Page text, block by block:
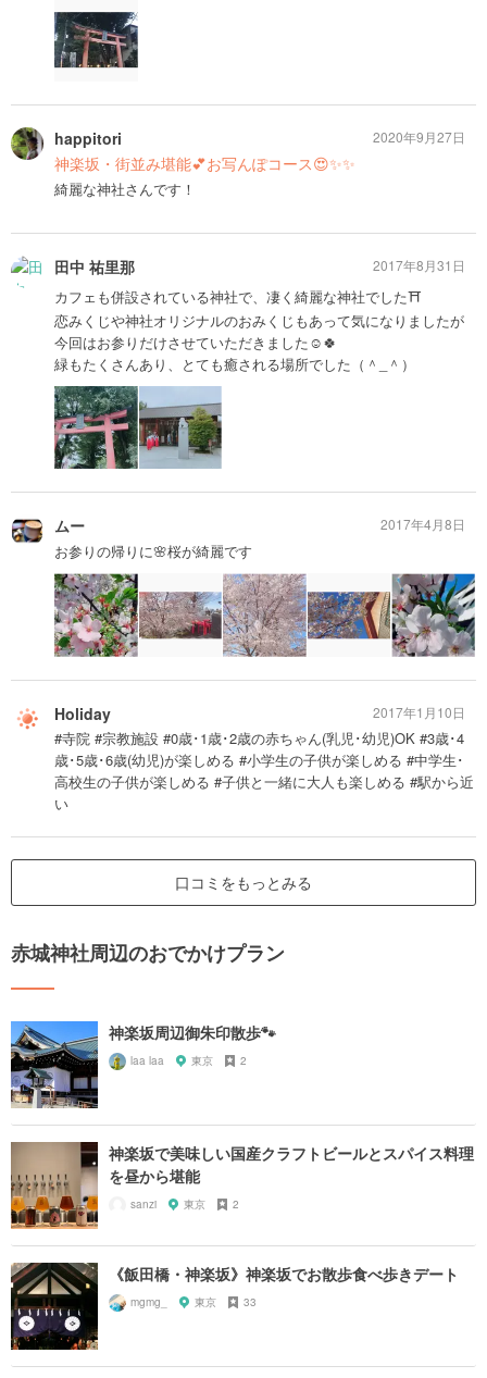
happitori
神楽坂・街並み堪能💕お写んぽコース😍✨✨
綺麗な神社さんです！
2020年9月27日
田中 祐里那
カフェも併設されている神社で、凄く綺麗な神社でした⛩
恋みくじや神社オリジナルのおみくじもあって気になりましたが
今回はお参りだけさせていただきました☺️🍀
緑もたくさんあり、とても癒される場所でした（＾_＾）
2017年8月31日
ムー
お参りの帰りに🌸桜が綺麗です
2017年4月8日
Holiday
#寺院 #宗教施設 #0歳･1歳･2歳の赤ちゃん(乳児･幼児)OK #3歳･4
歳･5歳･6歳(幼児)が楽しめる #小学生の子供が楽しめる #中学生･
高校生の子供が楽しめる #子供と一緒に大人も楽しめる #駅から近
い
2017年1月10日
口コミをもっとみる
赤城神社周辺のおでかけプラン
神楽坂周辺御朱印散歩🐾‪
laa laa 東京 2
神楽坂で美味しい国産クラフトビールとスパイス料理
を昼から堪能
sanzi 東京 2
《飯田橋・神楽坂》神楽坂でお散歩食べ歩きデート
mgmg_ 東京 33